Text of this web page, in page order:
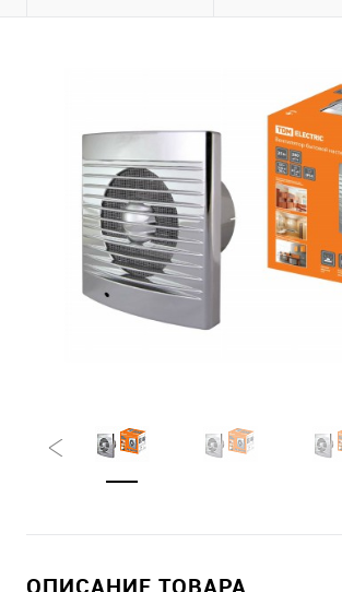
ОПИСАНИЕ ТОВАРА